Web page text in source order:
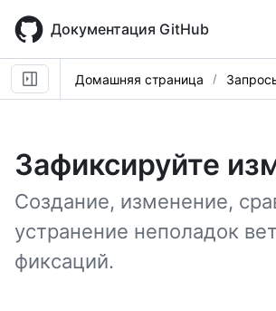
main
content
Документация GitHub
Домашняя страница
Зафиксируйте
Создание, изменение,
устранение неполадок
фиксаций.